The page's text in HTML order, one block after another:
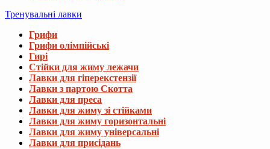
Тренувальні лавки
Грифи
Грифи олімпійські
Гирі
Стійки для жиму лежачи
Лавки для гіперекстензії
Лавки з партою Скотта
Лавки для преса
Лавки для жиму зі стійками
Лавки для жиму горизонтальні
Лавки для жиму універсальні
Лавки для присідань